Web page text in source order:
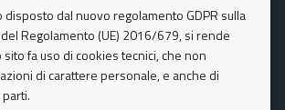
0917408340
disposto dal nuovo regolamento GDPR sulla
Regolamento (UE) 2016/679, si rende
fa uso di cookies tecnici, che non
di carattere personale, e anche di